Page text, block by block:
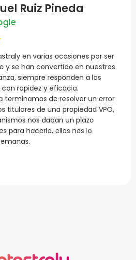
Ruiz Pineda
en varias ocasiones por ser
y se han convertido en nuestros
siempre responden a los
rapidez y eficacia.
terminamos de resolver un error
titulares de una propiedad VPO,
nos daban un plazo
para hacerlo, ellos nos lo